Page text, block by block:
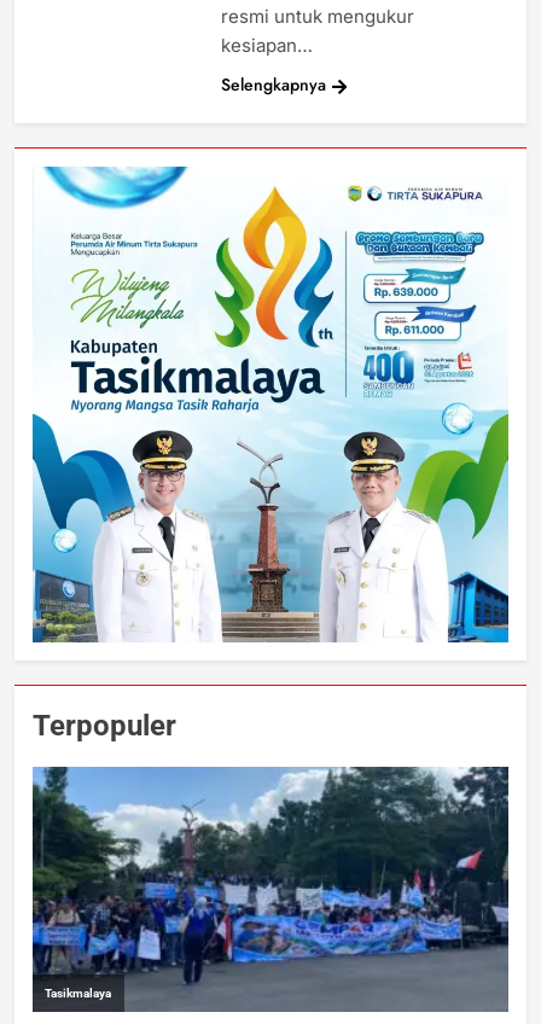
resmi untuk mengukur
kesiapan…
Selengkapnya
Terpopuler